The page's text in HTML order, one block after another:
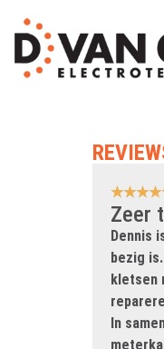
★★★★
Zeer
Dennis
bezig
kletsen
In